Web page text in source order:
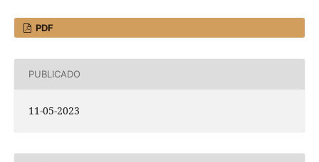
PDF
PUBLICADO
11-05-2023